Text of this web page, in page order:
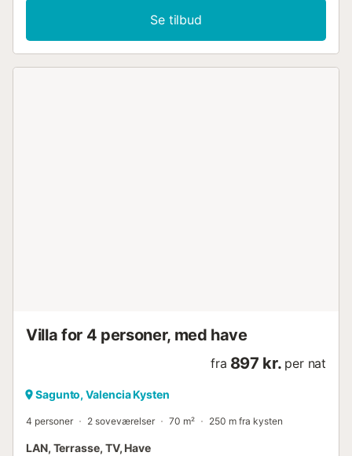
Se tilbud
Villa for 4 personer, med have
fra 897 kr. per nat
Sagunto, Valencia Kysten
4 personer 2 soveværelser 70 m² 250 m fra kysten
LAN, Terrasse, TV, Have